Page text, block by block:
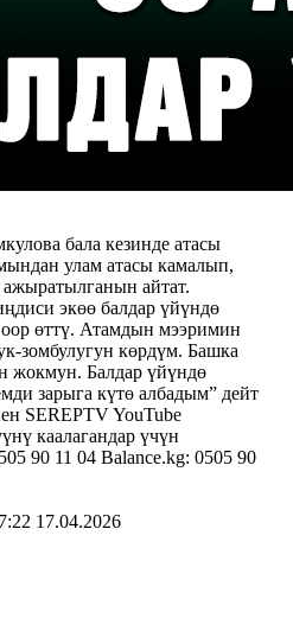
бала кезинде атасы
улам атасы камалып,
ажыратылганын айтат.
экөө балдар үйүндө
өттү. Атамдын мээримин
зомбулугун көрдүм. Башка
жокмун. Балдар үйүндө
зарыга күтө албадым” дейт
SEREPTV YouTube
каалагандар үчүн
90 11 04 Balance.kg: 0505 90
17.04.2026